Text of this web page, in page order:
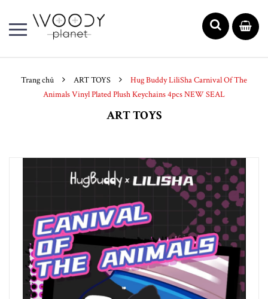
Trang chủ ART TOYS
Hug Buddy LiliSha Carnival Of The
Animals Vinyl Plated Plush Keychains 4pcs NEW SEAL
ART TOYS